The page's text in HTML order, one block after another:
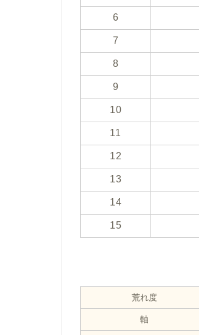
6
7
8
9
10
11
12
13
14
15
荒れ度
軸